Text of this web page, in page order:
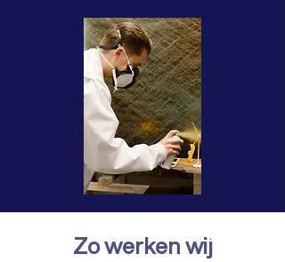
Zo werken wij